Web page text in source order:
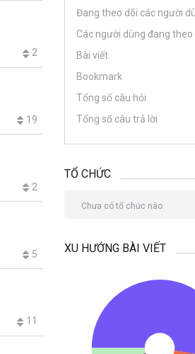
2
19
2
5
11
Đang theo dõi các người
Các người dùng đang theo
Bài viết
Bookmark
Tổng số câu hỏi
Tổng số câu trả lời
TỔ CHỨC
Chưa có tổ chức nào.
XU HƯỚNG BÀI VIẾT